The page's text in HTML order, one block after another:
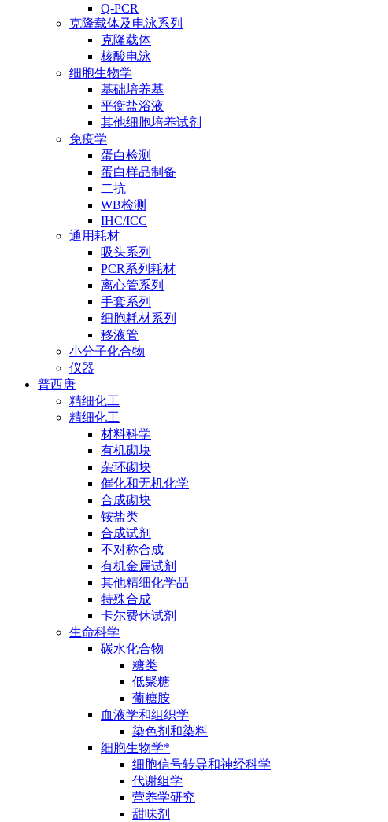
Q-PCR
克隆载体及电泳系列
克隆载体
核酸电泳
细胞生物学
基础培养基
平衡盐浴液
其他细胞培养试剂
免疫学
蛋白检测
蛋白样品制备
二抗
WB检测
IHC/ICC
通用耗材
吸头系列
PCR系列耗材
离心管系列
手套系列
细胞耗材系列
移液管
小分子化合物
仪器
普西唐
精细化工
精细化工
材料科学
有机砌块
杂环砌块
催化和无机化学
合成砌块
铵盐类
合成试剂
不对称合成
有机金属试剂
其他精细化学品
特殊合成
卡尔费休试剂
生命科学
碳水化合物
糖类
低聚糖
葡糖胺
血液学和组织学
染色剂和染料
细胞生物学*
细胞信号转导和神经科学
代谢组学
营养学研究
甜味剂